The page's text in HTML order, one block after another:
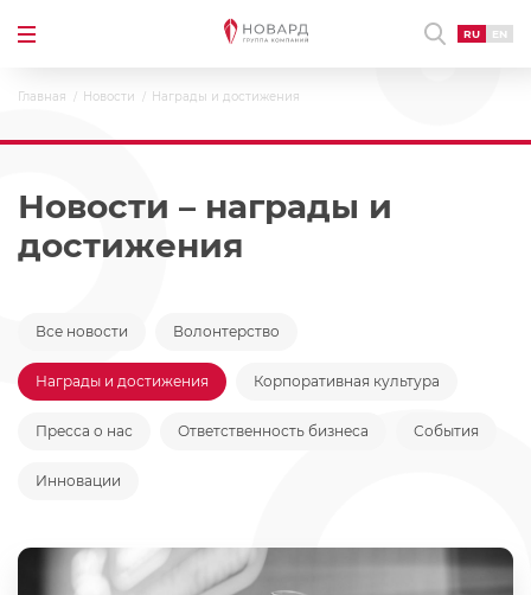
RU EN
Главная Новости Награды и достижения
Новости – награды и
достижения
Все новости Волонтерство
Награды и достижения Корпоративная культура
Пресса о нас Ответственность бизнеса События
Инновации